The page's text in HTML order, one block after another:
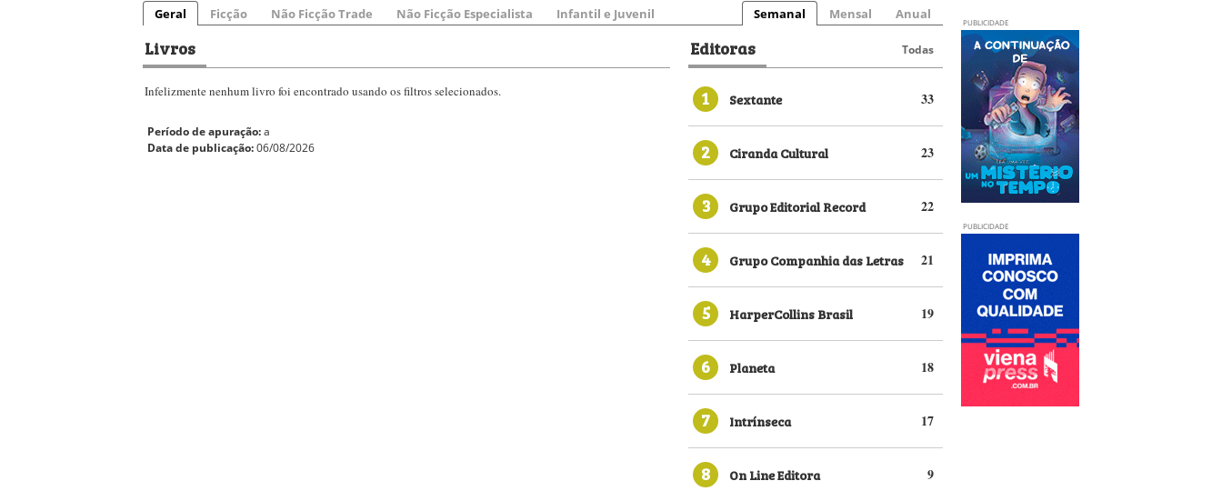
Geral Ficção Não Ficção Trade Não Ficção Especialista Infantil e Juvenil Semanal Mensal Anual
Livros
Infelizmente nenhum livro foi encontrado usando os filtros selecionados.
Período de apuração:a
Data de publicação:06/08/2026
Editoras Todas
1 33
Sextante
2 23
Ciranda Cultural
3 22
Grupo Editorial Record
4 21
Grupo Companhia das Letras
5 19
HarperCollins Brasil
6 18
Planeta
7 17
Intrínseca
8 9
On Line Editora
PUBLICIDADE
PUBLICIDADE